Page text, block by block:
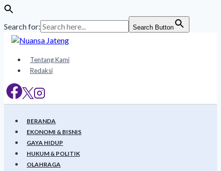
Search for: Search Button
Skip
content
Tentang Kami
Redaksi
BERANDA
EKONOMI & BISNIS
GAYA HIDUP
HUKUM & POLITIK
OLAHRAGA